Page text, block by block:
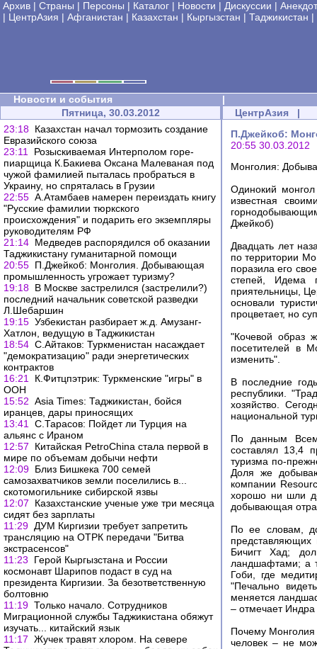
Архив | Страны | Персоны | Каталог | Новости | Дискуссии |
| ЦентрАзия | Афганистан | Казахстан | Кыргызстан | Таджикистан |
Новости и события
|
Пятница, 30.03.2012
23:18 Казахстан начал тормозить создание
Евразийского союза
23:11
Розыскиваемая Интерполом горе-
пиарщица К.Бакиева Оксана Малеваная под
чужой фамилией пыталась пробраться в
Украину, но спряталась в Грузии
22:55 А.Атамбаев намерен переиздать книгу
"Русские фамилии тюркского
происхождения" и подарить его экземпляры
руководителям РФ
21:14 Медведев распорядился об оказании
Таджикистану гуманитарной помощи
20:55 П.Джейкоб: Монголия. Добывающая
промышленность угрожает туризму?
19:18 В Москве застрелился (застрелили?)
последний начальник советской разведки
Л.Шебаршин
19:15 Узбекистан разбирает ж.д. Амузанг-
Хатлон, ведущую в Таджикистан
18:54 С.Айтаков: Туркменистан насаждает
"демократизацию" ради энергетических
контрактов
16:21
К.Фитцпэтрик: Туркменские "игры" в
ООН
15:52 Asia Times: Таджикистан, бойся
иранцев, дары приносящих
13:41
С.Тарасов: Пойдет ли Турция на
альянс с Ираном
12:57
Китайская PetroChina стала первой в
мире по объемам добычи нефти
12:09 Близ Бишкека 700 семей
самозахватчиков земли поселились в...
скотомогильнике сибирской язвы
12:07
Казахстанские ученые уже три месяца
сидят без зарплаты
11:29 ДУМ Киргизии требует запретить
трансляцию на ОТРК передачи "Битва
экстрасенсов"
11:23
Герой Кыргызстана и России
космонавт Шарипов подаст в суд на
президента Киргизии. За безответственную
болтовню
11:19 Только начало. Сотрудников
Миграционной службы Таджикистана обяжут
изучать... китайский язык
11:17 Жучек травят хлором. На севере
ЦентрАзия |
П.Джейкоб:
20:55 30.03.2012
Монголия:
Одинокий
известная
Джейкоб)
Двадцать лет
по территории
поразила его
степей, Идема
приятельницы,
основали
процветает, но
"Кочевой образ
посетителей в
изменить".
В последние
республики.
хозяйство.
национальной
По данным
составлял 13,4
туризма по-
Доля же
компании
хорошо ни шли
добывающая
По ее словам,
представляющих
Бичигт Хад;
ландшафтами; а
Гоби, где
"Печально
меняется
– отмечает
Почему Монголия
человек – не